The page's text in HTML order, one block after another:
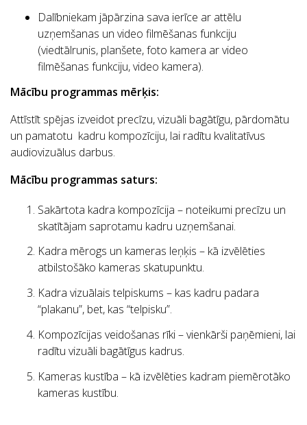
Dalībniekam jāpārzina sava ierīce ar attēlu
uzņemšanas un video filmēšanas funkciju
(viedtālrunis, planšete, foto kamera ar video
filmēšanas funkciju, video kamera).
Mācību programmas mērķis:
Attīstīt spējas izveidot precīzu, vizuāli bagātīgu, pārdomātu
un pamatotu kadru kompozīciju, lai radītu kvalitatīvus
audiovizuālus darbus.
Mācību programmas saturs:
Sakārtota kadra kompozīcija – noteikumi precīzu un
skatītājam saprotamu kadru uzņemšanai.
Kadra mērogs un kameras leņķis – kā izvēlēties
atbilstošāko kameras skatupunktu.
Kadra vizuālais telpiskums – kas kadru padara
“plakanu”, bet, kas “telpisku”.
Kompozīcijas veidošanas rīki – vienkārši paņēmieni, lai
radītu vizuāli bagātīgus kadrus.
Kameras kustība – kā izvēlēties kadram piemērotāko
kameras kustību.